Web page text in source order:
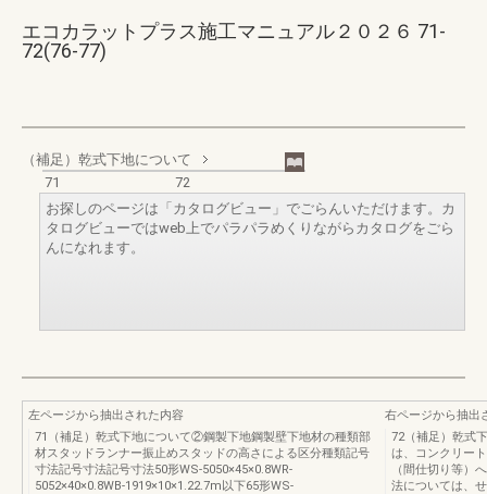
エコカラットプラス施工マニュアル２０２６ 71-
72(76-77)
（補足）乾式下地について
71
72
お探しのページは「カタログビュー」でごらんいただけます。カ
タログビューではweb上でパラパラめくりながらカタログをごら
んになれます。
左ページから抽出された内容
71（補足）乾式下地について②鋼製下地鋼製壁下地材の種類部
材スタッドランナー振止めスタッドの高さによる区分種類記号
寸法記号寸法記号寸法50形WS-5050×45×0.8WR-
5052×40×0.8WB-1919×10×1.22.7m以下65形WS-
右ページから抽出
72（補足）乾式
は、コンクリー
（間仕切り等）
法については、